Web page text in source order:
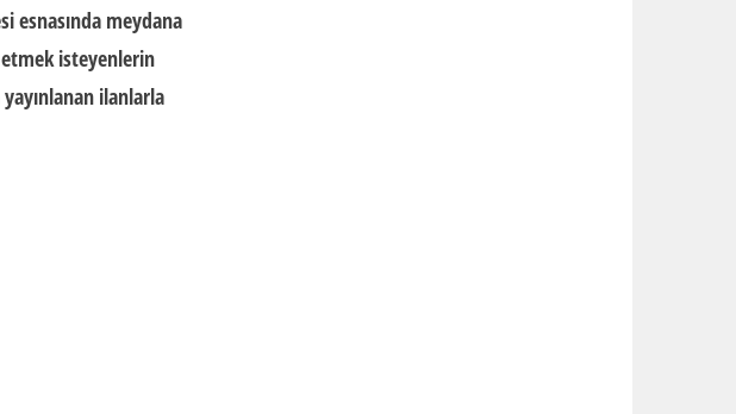
esnasında meydana
isteyenlerin
ilanlarla